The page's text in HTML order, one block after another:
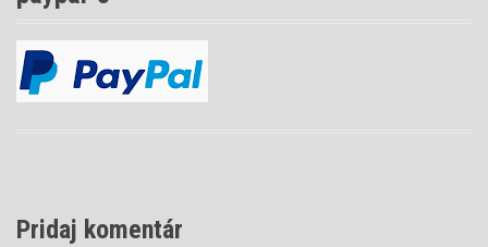
Pridaj komentár